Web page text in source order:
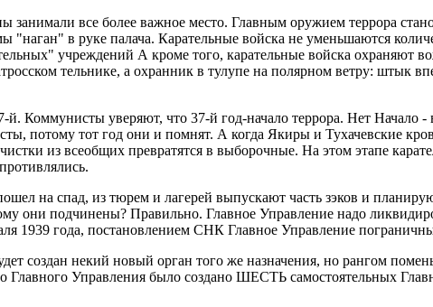
все более важное место. Главным оружием террора
"наган" в руке палача. Карательные войска не уменьшаются
учреждений А кроме того, карательные войска охраняют
тельнике, а охранник в тулупе на полярном ветру: штык
й. Коммунисты уверяют, что 37-й год-начало террора. Нет
потому тот год они и помнят. А когда Якиры и Тухачевские
из всеобщих превратятся в выборочные. На этом этапе
на спад, из тюрем и лагерей выпускают часть зэков и
они подчинены? Правильно. Главное Управление надо
1939 года, постановлением СНК Главное Управление
создан некий новый орган того же назначения, но рангом
Главного Управления было создано ШЕСТЬ самостоятельных